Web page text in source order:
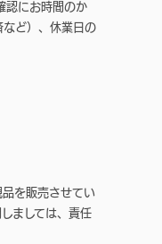
認にお時間のか
など）、休業日の
を販売させてい
ましては、責任